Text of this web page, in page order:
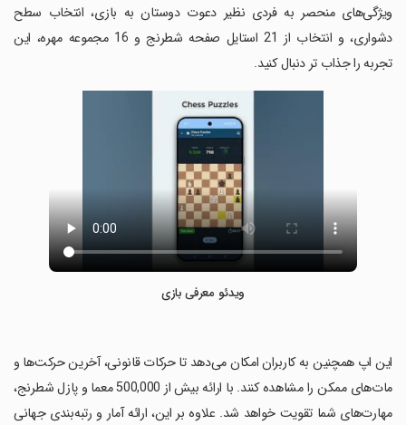
ویژگی‌های منحصر به فردی نظیر دعوت دوستان به بازی، انتخاب سطح
دشواری، و انتخاب از 21 استایل صفحه شطرنج و 16 مجموعه مهره، این
تجربه را جذاب تر دنبال کنید.
ویدئو معرفی بازی
‏این اپ همچنین به کاربران امکان می‌دهد تا حرکات قانونی، آخرین حرکت‌ها و
مات‌های ممکن را مشاهده کنند. با ارائه بیش از 500,000 معما و پازل شطرنج،
مهارت‌های شما تقویت خواهد شد. علاوه بر این، ارائه آمار و رتبه‌بندی جهانی